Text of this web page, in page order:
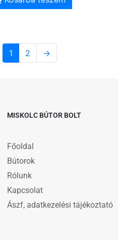
1 2 →
MISKOLC BÚTOR BOLT
Főoldal
Bútorok
Rólunk
Kapcsolat
Ászf, adatkezelési tájékoztató